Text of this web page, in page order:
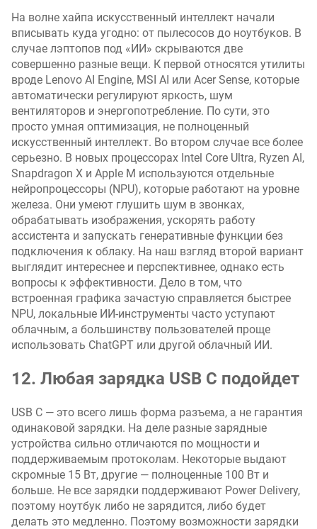
На волне хайпа искусственный интеллект начали
вписывать куда угодно: от пылесосов до ноутбуков. В
случае лэптопов под «ИИ» скрываются две
совершенно разные вещи. К первой относятся утилиты
вроде Lenovo AI Engine, MSI AI или Acer Sense, которые
автоматически регулируют яркость, шум
вентиляторов и энергопотребление. По сути, это
просто умная оптимизация, не полноценный
искусственный интеллект. Во втором случае все более
серьезно. В новых процессорах Intel Core Ultra, Ryzen AI,
Snapdragon X и Apple M используются отдельные
нейропроцессоры (NPU), которые работают на уровне
железа. Они умеют глушить шум в звонках,
обрабатывать изображения, ускорять работу
ассистента и запускать генеративные функции без
подключения к облаку. На наш взгляд второй вариант
выглядит интереснее и перспективнее, однако есть
вопросы к эффективности. Дело в том, что
встроенная графика зачастую справляется быстрее
NPU, локальные ИИ-инструменты часто уступают
облачным, а большинству пользователей проще
использовать ChatGPT или другой облачный ИИ.
12. Любая зарядка USB C подойдет
USB C — это всего лишь форма разъема, а не гарантия
одинаковой зарядки. На деле разные зарядные
устройства сильно отличаются по мощности и
поддерживаемым протоколам. Некоторые выдают
скромные 15 Вт, другие — полноценные 100 Вт и
больше. Не все зарядки поддерживают Power Delivery,
поэтому ноутбук либо не зарядится, либо будет
делать это медленно. Поэтому возможности зарядки